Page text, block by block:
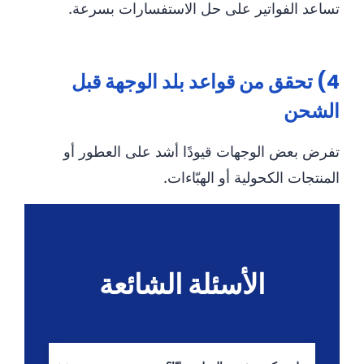
تساعد الفواتير على حل الاستفسارات بسرعة.
4) تحقق من قواعد بلد الوجهة قبل
الشحن
تفرض بعض الوجهات قيودًا أشد على العطور أو
المنتجات الكحولية أو الهبّاءات.
الأسئلة الشائعة